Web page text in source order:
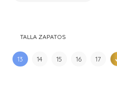
TALLA ZAPATOS
13 14 15 16 17